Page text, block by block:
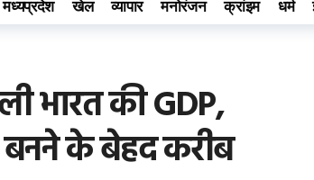
मध्यप्रदेश खेल व्यापार मनोरंजन क्रांइम धर्म
भारत की GDP,
बनने के बेहद करीब